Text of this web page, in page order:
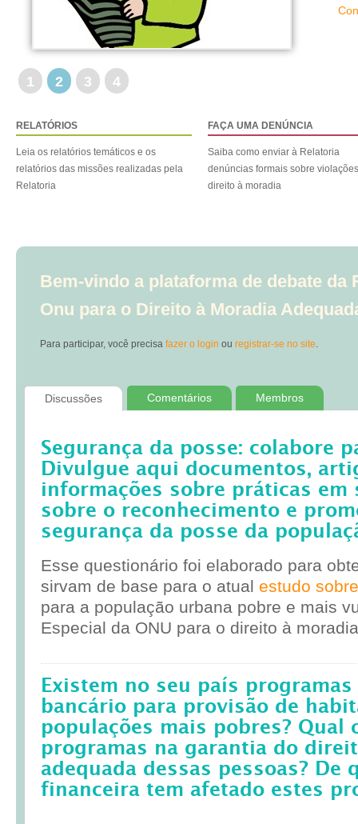
1 2 3 4
RELATÓRIOS
Leia os relatórios temáticos e os
relatórios das missões realizadas pela
Relatoria
FAÇA UMA DENÚNCIA
Saiba como enviar à Relatoria
denúncias formais sobre
direito à moradia
Bem-vindo a plataforma de debate da
Onu para o Direito à Moradia
Para participar, você precisa fazer o login ou registrar-se no site.
Discussões Comentários Membros
Segurança da posse: colabore
Divulgue aqui documentos,
informações sobre práticas em
sobre o reconhecimento e
segurança da posse da
Esse questionário foi elaborado para
sirvam de base para o atual estudo
para a população urbana pobre e mais
Especial da ONU para o direito à
Existem no seu país
bancário para provisão de
populações mais pobres? Qual
programas na garantia do
adequada dessas pessoas? De
financeira tem afetado estes